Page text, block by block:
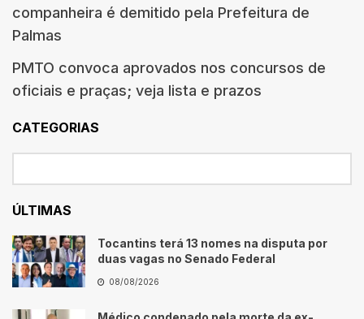
companheira é demitido pela Prefeitura de
Palmas
PMTO convoca aprovados nos concursos de
oficiais e praças; veja lista e prazos
CATEGORIAS
ÚLTIMAS
Tocantins terá 13 nomes na disputa por
duas vagas no Senado Federal
08/08/2026